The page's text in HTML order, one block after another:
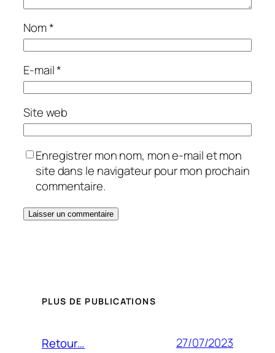
Nom*
E-mail*
Site web
Enregistrer mon nom, mon e-mail et mon
site dans le navigateur pour mon prochain
commentaire.
PLUS DE PUBLICATIONS
Retour… 27/07/2023